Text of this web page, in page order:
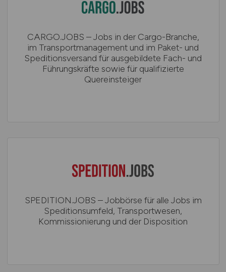
CARGO.JOBS – Jobs in der Cargo-Branche,
im Transportmanagement und im Paket- und
Speditionsversand für ausgebildete Fach- und
Führungskräfte sowie für qualifizierte
Quereinsteiger
SPEDITION.JOBS – Jobbörse für alle Jobs im
Speditionsumfeld, Transportwesen,
Kommissionierung und der Disposition